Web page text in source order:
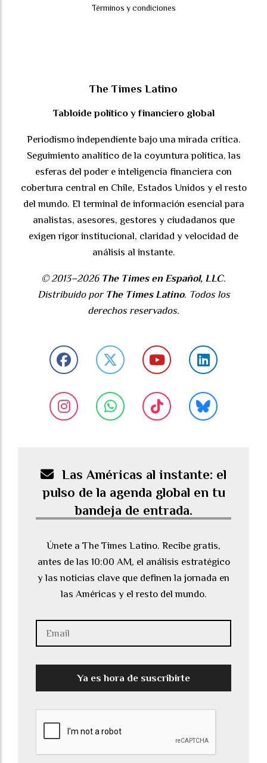
Términos y condiciones
The Times Latino
Tabloide político y financiero global
Periodismo independiente bajo una mirada crítica.
Seguimiento analítico de la coyuntura política, las
esferas del poder e inteligencia financiera con
cobertura central en Chile, Estados Unidos y el resto
del mundo. El terminal de información esencial para
analistas, asesores, gestores y ciudadanos que
exigen rigor institucional, claridad y velocidad de
análisis al instante.
© 2013–2026 The Times en Español, LLC.
Distribuido por The Times Latino. Todos los
derechos reservados.
Las Américas al instante: el
pulso de la agenda global en tu
bandeja de entrada.
Únete a The Times Latino. Recibe gratis,
antes de las 10:00 AM, el análisis estratégico
y las noticias clave que definen la jornada en
las Américas y el resto del mundo.
Ya es hora de suscribirte